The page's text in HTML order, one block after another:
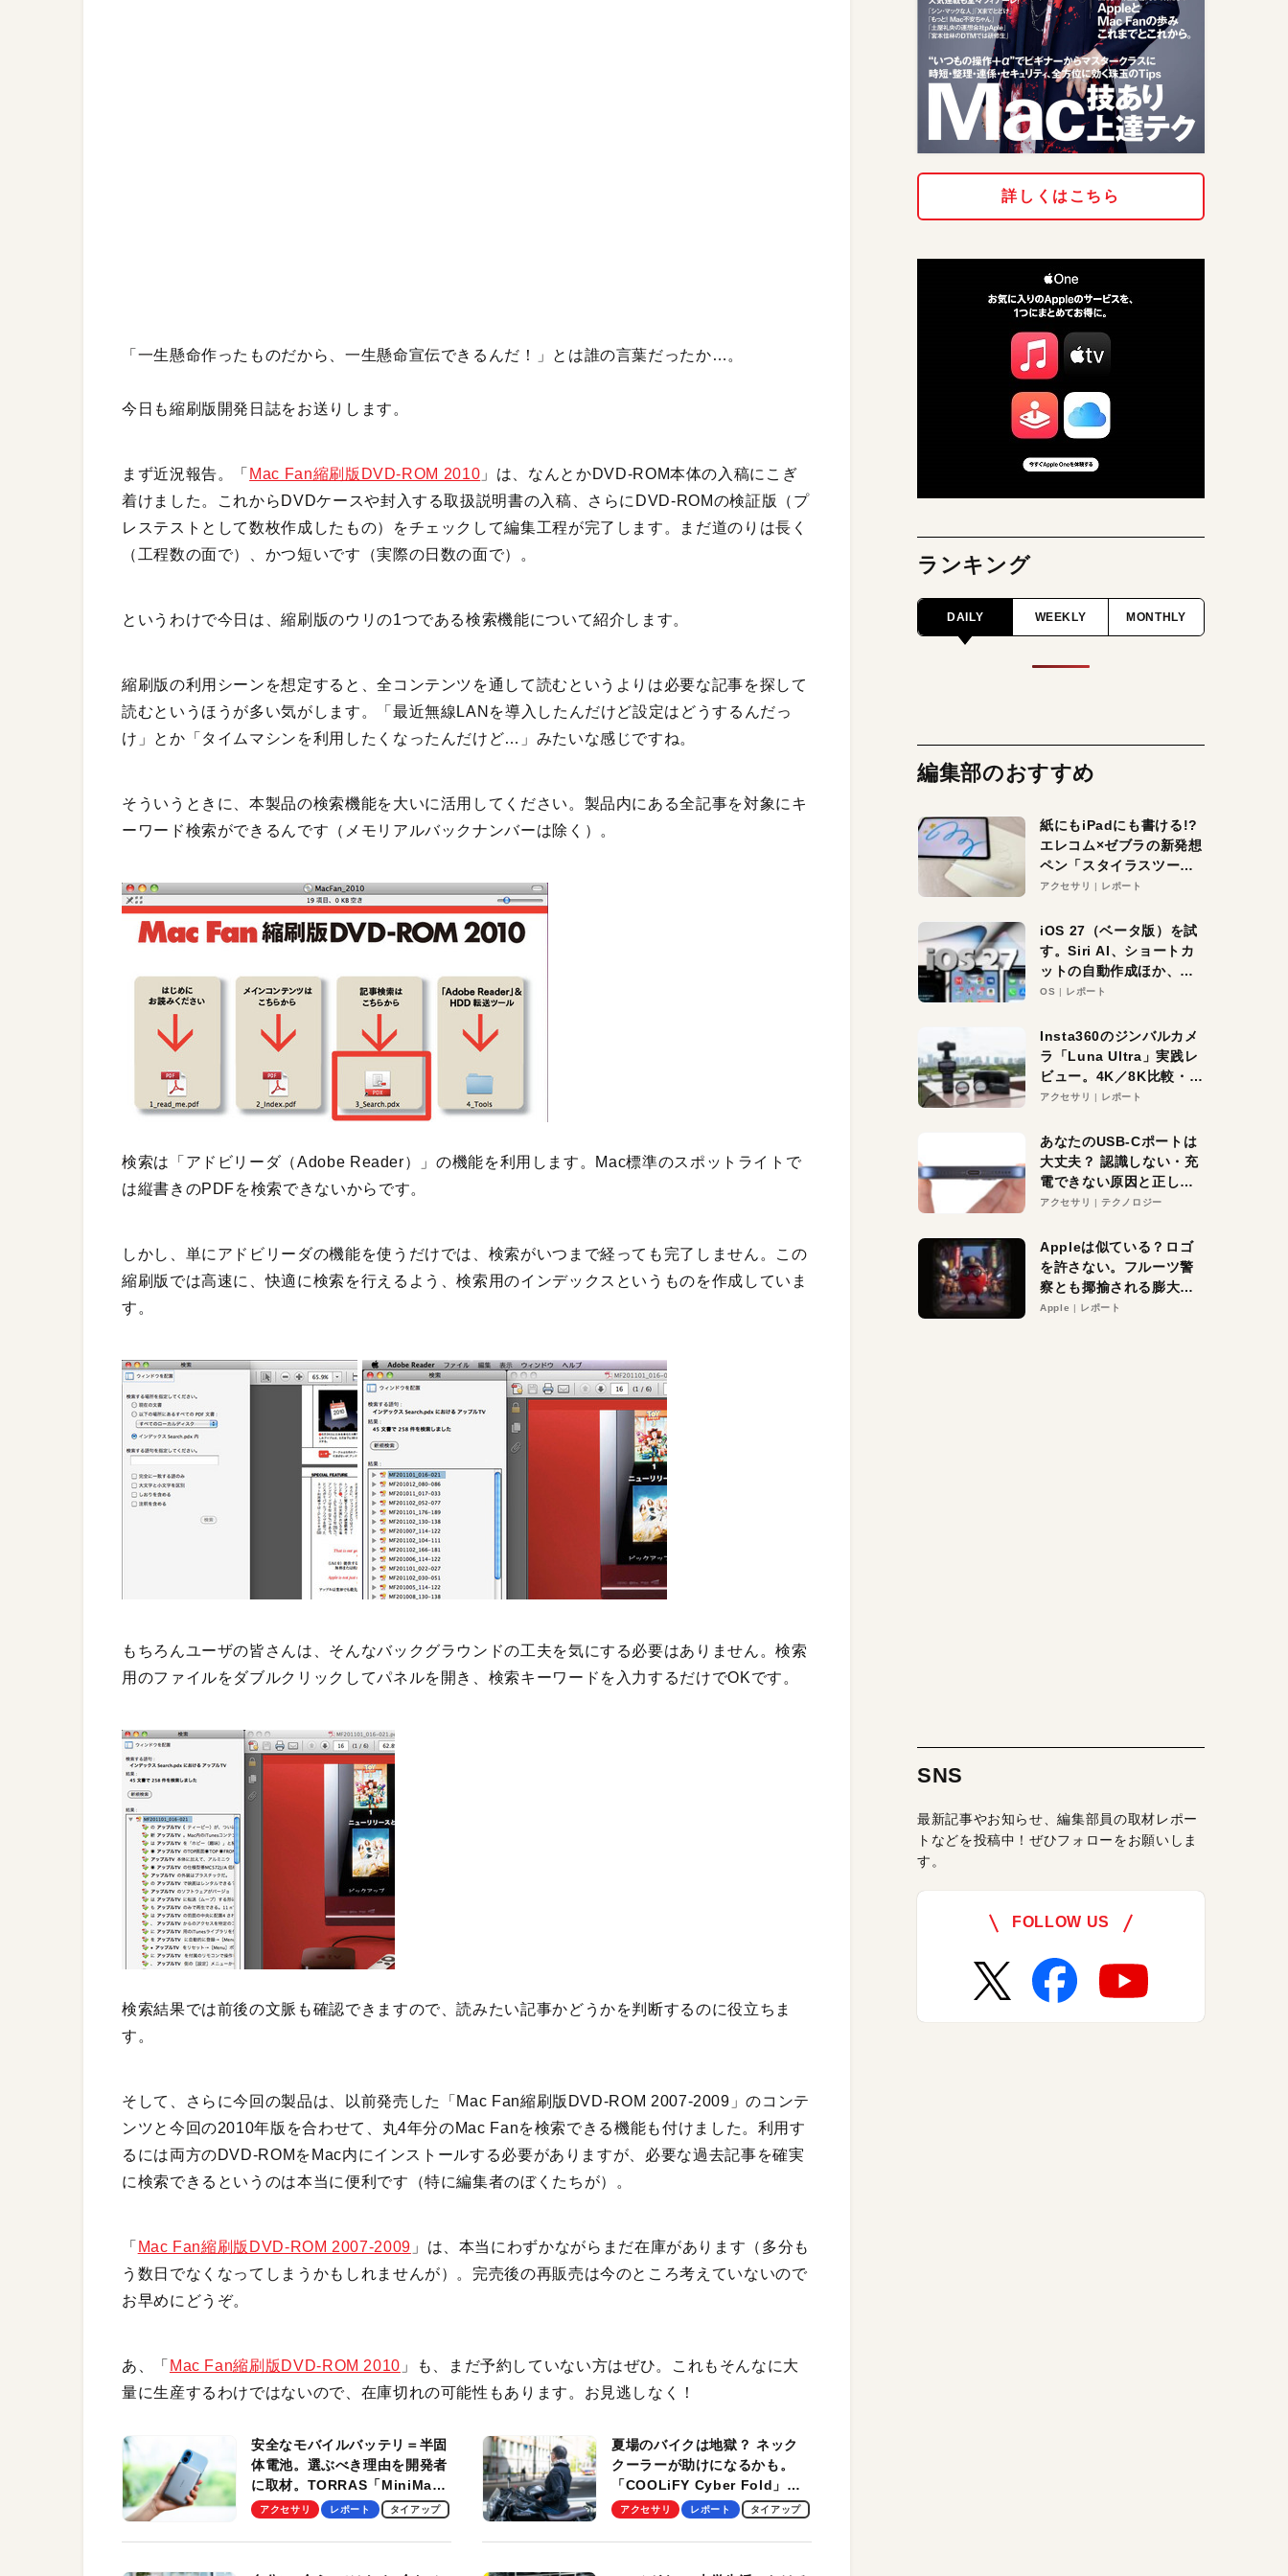
「一生懸命作ったものだから、一生懸命宣伝できるんだ！」とは誰の言葉だったか…。
今日も縮刷版開発日誌をお送りします。
まず近況報告。「 Mac Fan縮刷版DVD-ROM 2010 」は、なんとかDVD-ROM本体の入稿にこぎ
着けました。これからDVDケースや封入する取扱説明書の入稿、さらにDVD-ROMの検証版（プ
レステストとして数枚作成したもの）をチェックして編集工程が完了します。まだ道のりは長く
（工程数の面で）、かつ短いです（実際の日数の面で）。
というわけで今日は、縮刷版のウリの1つである検索機能について紹介します。
縮刷版の利用シーンを想定すると、全コンテンツを通して読むというよりは必要な記事を探して
読むというほうが多い気がします。「最近無線LANを導入したんだけど設定はどうするんだっ
け」とか「タイムマシンを利用したくなったんだけど…」みたいな感じですね。
そういうときに、本製品の検索機能を大いに活用してください。製品内にある全記事を対象にキ
ーワード検索ができるんです（メモリアルバックナンバーは除く）。
検索は「アドビリーダ（Adobe Reader）」の機能を利用します。Mac標準のスポットライトで
は縦書きのPDFを検索できないからです。
しかし、単にアドビリーダの機能を使うだけでは、検索がいつまで経っても完了しません。この
縮刷版では高速に、快適に検索を行えるよう、検索用のインデックスというものを作成していま
す。
もちろんユーザの皆さんは、そんなバックグラウンドの工夫を気にする必要はありません。検索
用のファイルをダブルクリックしてパネルを開き、検索キーワードを入力するだけでOKです。
検索結果では前後の文脈も確認できますので、読みたい記事かどうかを判断するのに役立ちま
す。
そして、さらに今回の製品は、以前発売した「Mac Fan縮刷版DVD-ROM 2007-2009」のコンテ
ンツと今回の2010年版を合わせて、丸4年分のMac Fanを検索できる機能も付けました。利用す
るには両方のDVD-ROMをMac内にインストールする必要がありますが、必要な過去記事を確実
に検索できるというのは本当に便利です（特に編集者のぼくたちが）。
「 Mac Fan縮刷版DVD-ROM 2007-2009 」は、本当にわずかながらまだ在庫があります（多分も
う数日でなくなってしまうかもしれませんが）。完売後の再販売は今のところ考えていないので
お早めにどうぞ。
あ、「 Mac Fan縮刷版DVD-ROM 2010 」も、まだ予約していない方はぜひ。これもそんなに大
量に生産するわけではないので、在庫切れの可能性もあります。お見逃しなく！
安全なモバイルバッテリ＝半固
体電池。選ぶべき理由を開発者
に取材。TORRAS「MiniMag
Pro」の実機レビューも
アクセサリ レポート タイアップ
夏場のバイクは地獄？ ネック
クーラーが助けになるかも。
「COOLiFY Cyber Fold」レ
ビュー。冷却の速さ、密着する
性がグッド！
アクセサリ レポート タイアップ
詳しくはこちら
ランキング
DAILY WEEKLY MONTHLY
編集部のおすすめ
紙にもiPadにも書ける!?
エレコム×ゼブラの新発想
ペン「スタイラスツーウ
ェイ」レビュー。持ち替
アクセサリ レポート
iOS 27（ベータ版）を試
す。Siri AI、ショートカ
ットの自動作成ほか、期
待大の便利機能5選。
る未来はすぐそこ！
OS レポート
Insta360のジンバルカメ
ラ「Luna Ultra」実践レ
ビュー。4K／8K比較・ズ
ーム・夜間撮影をチェッ
アクセサリ レポート
あなたのUSB-Cポートは
大丈夫？ 認識しない・充
電できない原因と正しい
対策
アクセサリ テクノロジー
Appleは似ている？ロゴ
を許さない。フルーツ警
察とも揶揄される膨大な
異議申し立て。対象は非
Apple レポート
SNS
最新記事やお知らせ、編集部員の取材レポー
トなどを投稿中！ぜひフォローをお願いしま
す。
FOLLOW US